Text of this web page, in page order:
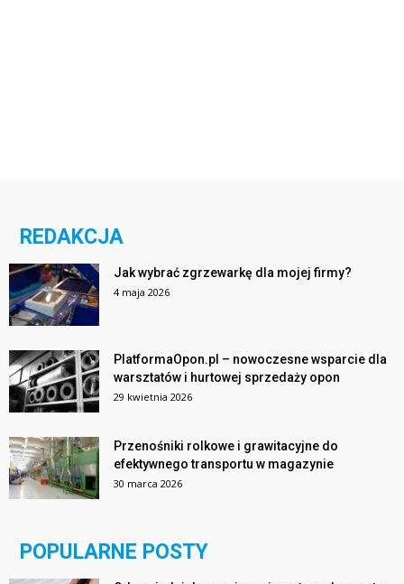
REDAKCJA
Jak wybrać zgrzewarkę dla mojej firmy?
4 maja 2026
PlatformaOpon.pl – nowoczesne wsparcie dla
warsztatów i hurtowej sprzedaży opon
29 kwietnia 2026
Przenośniki rolkowe i grawitacyjne do
efektywnego transportu w magazynie
30 marca 2026
POPULARNE POSTY